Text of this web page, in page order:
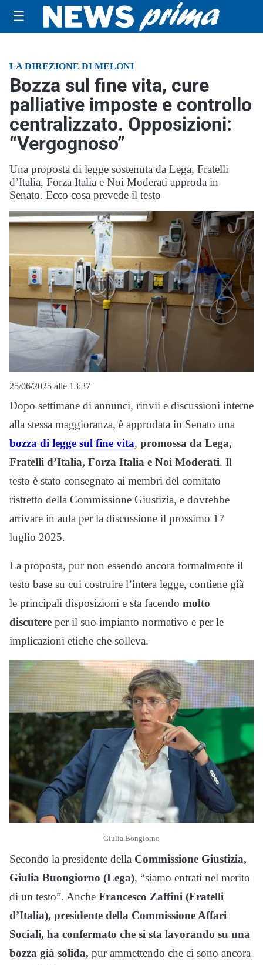
☰
LA DIREZIONE DI MELONI
Bozza sul fine vita, cure
palliative imposte e controllo
centralizzato. Opposizioni:
“Vergognoso”
Una proposta di legge sostenuta da Lega, Fratelli
d’Italia, Forza Italia e Noi Moderati approda in
Senato. Ecco cosa prevede il testo
25/06/2025 alle 13:37
Dopo settimane di annunci, rinvii e discussioni interne
alla stessa maggioranza, è approdata in Senato una
bozza di legge sul fine vita, promossa da Lega,
Fratelli d’Italia, Forza Italia e Noi Moderati. Il
testo è stato consegnato ai membri del comitato
ristretto della Commissione Giustizia, e dovrebbe
arrivare in aula per la discussione il prossimo 17
luglio 2025.
La proposta, pur non essendo ancora formalmente il
testo base su cui costruire l’intera legge, contiene già
le principali disposizioni e sta facendo molto
discutere per il suo impianto normativo e per le
implicazioni etiche che solleva.
Giulia Bongiorno
Secondo la presidente della Commissione Giustizia,
Giulia Buongiorno (Lega), “siamo entrati nel merito
di un testo”. Anche Francesco Zaffini (Fratelli
d’Italia), presidente della Commissione Affari
Sociali, ha confermato che si sta lavorando su una
bozza già solida, pur ammettendo che ci sono ancora